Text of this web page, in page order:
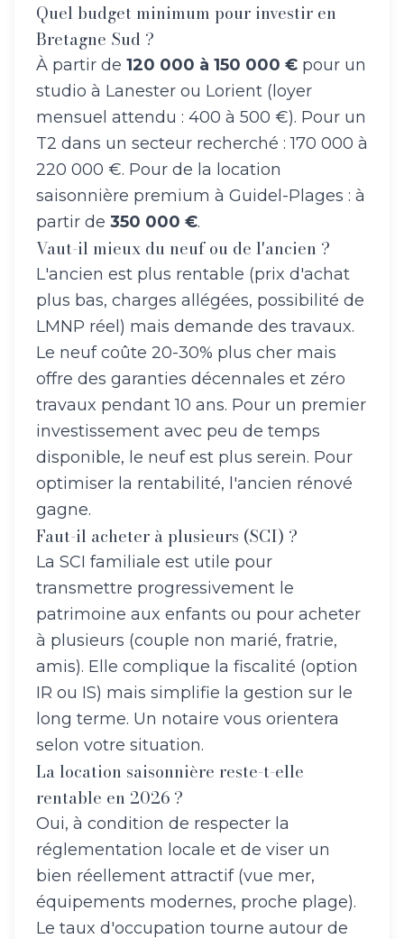
Quel budget minimum pour investir en
Bretagne Sud ?
À partir de 120 000 à 150 000 € pour un
studio à Lanester ou Lorient (loyer
mensuel attendu : 400 à 500 €). Pour un
T2 dans un secteur recherché : 170 000 à
220 000 €. Pour de la location
saisonnière premium à Guidel-Plages : à
partir de 350 000 €.
Vaut-il mieux du neuf ou de l'ancien ?
L'ancien est plus rentable (prix d'achat
plus bas, charges allégées, possibilité de
LMNP réel) mais demande des travaux.
Le neuf coûte 20-30% plus cher mais
offre des garanties décennales et zéro
travaux pendant 10 ans. Pour un premier
investissement avec peu de temps
disponible, le neuf est plus serein. Pour
optimiser la rentabilité, l'ancien rénové
gagne.
Faut-il acheter à plusieurs (SCI) ?
La SCI familiale est utile pour
transmettre progressivement le
patrimoine aux enfants ou pour acheter
à plusieurs (couple non marié, fratrie,
amis). Elle complique la fiscalité (option
IR ou IS) mais simplifie la gestion sur le
long terme. Un notaire vous orientera
selon votre situation.
La location saisonnière reste-t-elle
rentable en 2026 ?
Oui, à condition de respecter la
réglementation locale et de viser un
bien réellement attractif (vue mer,
équipements modernes, proche plage).
Le taux d'occupation tourne autour de